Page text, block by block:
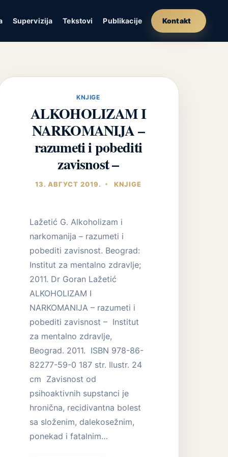
Supervizija Tekstovi Publikacije Kontakt
KNJIGE
ALKOHOLIZAM I
NARKOMANIJA –
razumeti i pobediti
zavisnost –
13. АВГУСТ 2019. KNJIGE
Lažetić G. Alkoholizam i
narkomanija – razumeti i
pobediti zavisnost. Beograd:
Institut za mentalno zdravlje;
2011. Dr Goran Lažetić
ALKOHOLIZAM I
NARKOMANIJA – razumeti i
pobediti zavisnost – Institut
za mentalno zdravlje,
Beograd. 2011. ISBN 978-86-
82277-59-0 187 str. Ilustr. 24
cm Zavisnost od
psihoaktivnih supstanci je
hronična, recidivantna bolest
sa složenim, dalekosežnim,
ponekad i fatalnim…